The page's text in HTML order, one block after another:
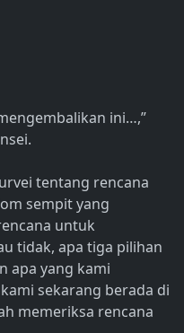
ini…,”
tentang rencana
sempit yang
untuk
tidak, apa tiga pilihan
apa yang kami
sekarang berada di
memeriksa rencana